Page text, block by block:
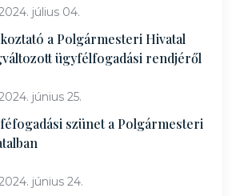
július 04.
a Polgármesteri Hivatal
ügyfélfogadási rendjéről
június 25.
szünet a Polgármesteri
június 24.